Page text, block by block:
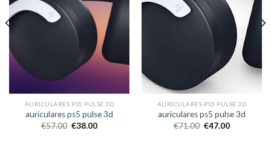
AURICULARES PS5 PULSE 3D
auriculares ps5 pulse 3d
€57.00 €38.00
AURICULARES PS5 PULSE 3D
auriculares ps5 pulse 3d
€71.00 €47.00